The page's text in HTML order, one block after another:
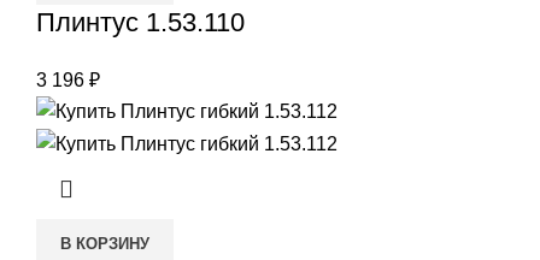
Плинтус 1.53.110
3 196 ₽
В КОРЗИНУ